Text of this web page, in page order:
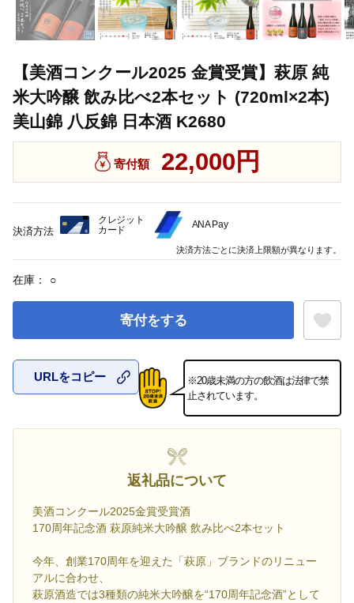
【美酒コンクール2025 金賞受賞】萩原 純
米大吟醸 飲み比べ2本セット (720ml×2本)
美山錦 八反錦 日本酒 K2680
寄付額 22,000円
在庫： ○
寄付をする
お気に入
URLをコピー
※20歳未満の方の飲酒は法律で禁
止されています。
返礼品について
美酒コンクール2025金賞受賞酒
170周年記念酒 萩原純米大吟醸 飲み比べ2本セット
今年、創業170周年を迎えた「萩原」ブランドのリニュー
アルに合わせ、
萩原酒造では3種類の純米大吟醸を“170周年記念酒”として
決済方法
クレジット
カード
ANA Pay
決済方法ごとに決済上限額が異なります。